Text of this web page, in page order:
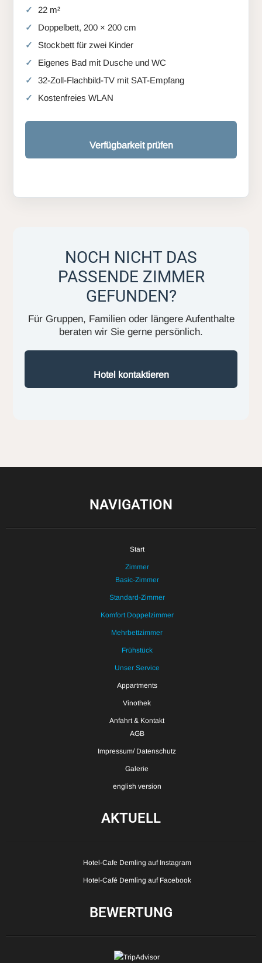
22 m²
Doppelbett, 200 × 200 cm
Stockbett für zwei Kinder
Eigenes Bad mit Dusche und WC
32-Zoll-Flachbild-TV mit SAT-Empfang
Kostenfreies WLAN
Verfügbarkeit prüfen
NOCH NICHT DAS
PASSENDE ZIMMER
GEFUNDEN?
Für Gruppen, Familien oder längere Aufenthalte
beraten wir Sie gerne persönlich.
Hotel kontaktieren
NAVIGATION
Start
Zimmer
Basic-Zimmer
Standard-Zimmer
Komfort Doppelzimmer
Mehrbettzimmer
Frühstück
Unser Service
Appartments
Vinothek
Anfahrt & Kontakt
AGB
Impressum/ Datenschutz
Galerie
english version
AKTUELL
Hotel-Cafe Demling auf Instagram
Hotel-Café Demling auf Facebook
BEWERTUNG